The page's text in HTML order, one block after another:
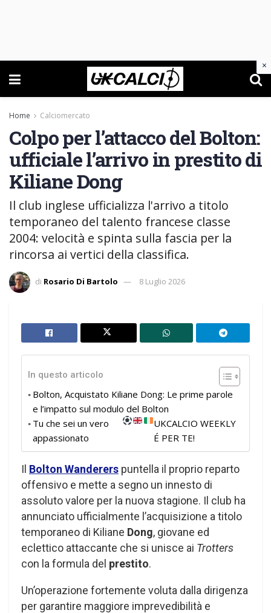
Home Calciomercato
Colpo per l’attacco del Bolton:
ufficiale l’arrivo in prestito di
Kiliane Dong
Il club inglese ufficializza l'arrivo a titolo
temporaneo del talento francese classe
2004: velocità e spinta sulla fascia per la
rincorsa ai vertici della classifica.
di Rosario Di Bartolo 8 Luglio 2026
In questo articolo
Bolton, Acquistato Kiliane Dong: Le prime parole
e l’impatto sul modulo del Bolton
Tu che sei un vero
appassionato
UKCALCIO WEEKLY
É PER TE!
​Il Bolton Wanderers puntella il proprio reparto
offensivo e mette a segno un innesto di
assoluto valore per la nuova stagione. Il club ha
annunciato ufficialmente l’acquisizione a titolo
temporaneo di Kiliane Dong, giovane ed
eclettico attaccante che si unisce ai Trotters
con la formula del prestito.
Un’operazione fortemente voluta dalla dirigenza
per garantire maggiore imprevedibilità e
×